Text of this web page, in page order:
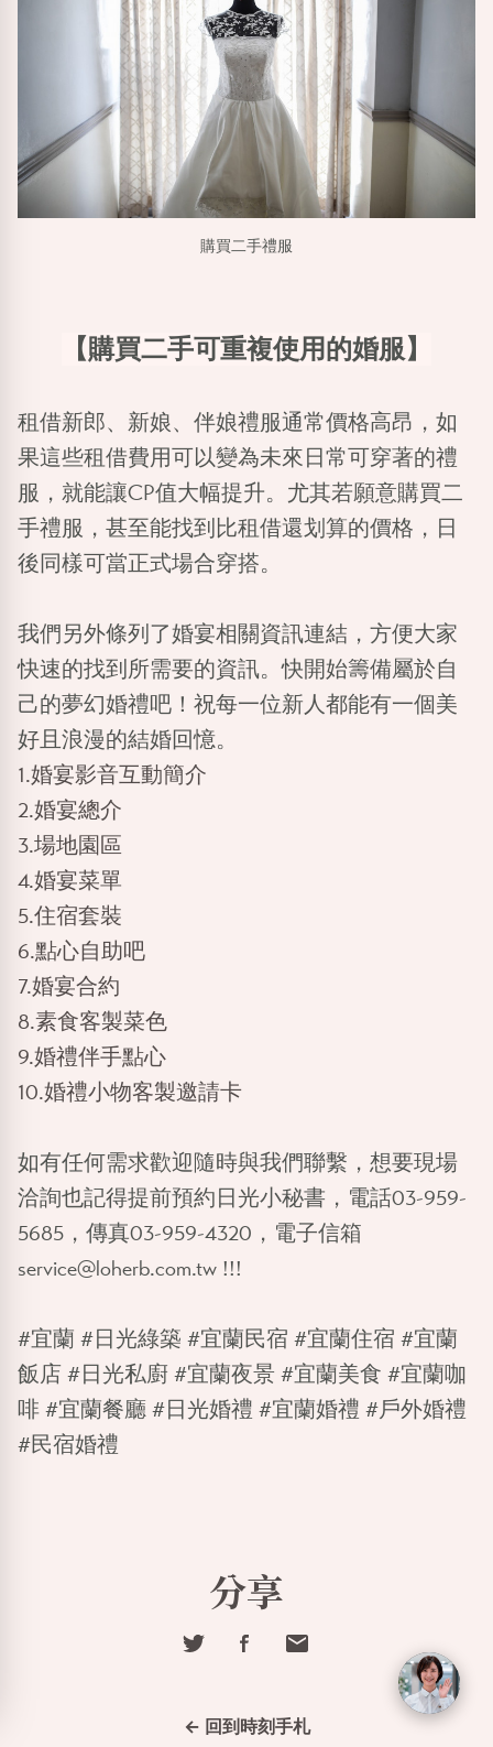
購買二手禮服
【購買二手可重複使用的婚服】
租借新郎、新娘、伴娘禮服通常價格高昂，如
果這些租借費用可以變為未來日常可穿著的禮
服，就能讓CP值大幅提升。尤其若願意購買二
手禮服，甚至能找到比租借還划算的價格，日
後同樣可當正式場合穿搭。
我們另外條列了婚宴相關資訊連結，方便大家
快速的找到所需要的資訊。快開始籌備屬於自
己的夢幻婚禮吧！祝每一位新人都能有一個美
好且浪漫的結婚回憶。
1.婚宴影音互動簡介
2.婚宴總介
3.場地園區
4.婚宴菜單
5.住宿套裝
6.點心自助吧
7.婚宴合約
8.素食客製菜色
9.婚禮伴手點心
10.婚禮小物客製邀請卡
如有任何需求歡迎隨時與我們聯繫，想要現場
洽詢也記得提前預約日光小秘書，電話03-959-
5685，傳真03-959-4320，電子信箱
service@loherb.com.tw !!!
#宜蘭 #日光綠築 #宜蘭民宿 #宜蘭住宿 #宜蘭
飯店 #日光私廚 #宜蘭夜景 #宜蘭美食 #宜蘭咖
啡 #宜蘭餐廳 #日光婚禮 #宜蘭婚禮 #戶外婚禮
#民宿婚禮
分享
← 回到時刻手札